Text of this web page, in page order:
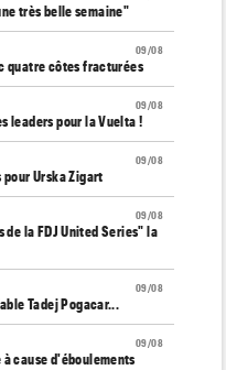
très belle semaine"
09/08
quatre côtes fracturées
09/08
leaders pour la Vuelta !
09/08
pour Urska Zigart
09/08
de la FDJ United Series" la
09/08
Tadej Pogacar...
09/08
cause d'éboulements